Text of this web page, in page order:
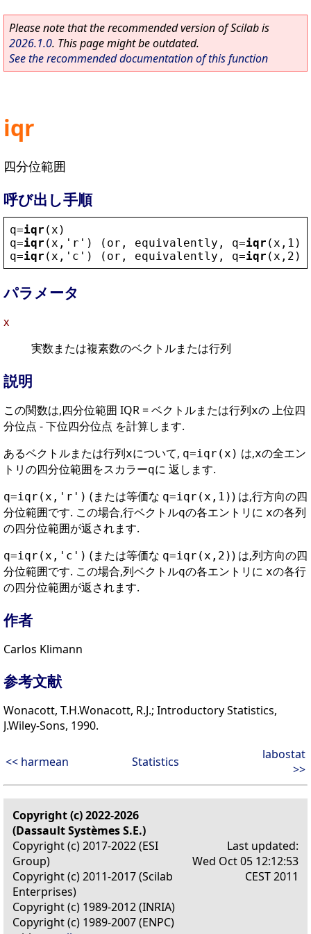
Please note that the recommended version of Scilab is
2026.1.0. This page might be outdated.
See the recommended documentation of this function
iqr
四分位範囲
呼び出し手順
q=iqr ( x )
q=iqr ( x , ' r ' ) ( or , equivalently , q=iqr ( x ,1))
q=iqr ( x , ' c ' ) ( or , equivalently , q=iqr ( x ,2))
パラメータ
x
実数または複素数のベクトルまたは行列
説明
この関数は,四分位範囲 IQR = ベクトルまたは行列xの 上位四
分位点 - 下位四分位点 を計算します.
あるベクトルまたは行列xについて, q=iqr(x) は,xの全エン
トリの四分位範囲をスカラーqに 返します.
q=iqr(x,'r') (または等価な q=iqr(x,1)) は,行方向の四
分位範囲です. この場合,行ベクトルqの各エントリに xの各列
の四分位範囲が返されます.
q=iqr(x,'c') (または等価な q=iqr(x,2)) は,列方向の四
分位範囲です. この場合,列ベクトルqの各エントリに xの各行
の四分位範囲が返されます.
作者
Carlos Klimann
参考文献
Wonacott, T.H.Wonacott, R.J.; Introductory Statistics,
J.Wiley-Sons, 1990.
<< harmean Statistics
labostat
>>
Copyright (c) 2022-2026
(Dassault Systèmes S.E.)
Copyright (c) 2017-2022 (ESI
Group)
Copyright (c) 2011-2017 (Scilab
Enterprises)
Copyright (c) 1989-2012 (INRIA)
Copyright (c) 1989-2007 (ENPC)
Last updated:
Wed Oct 05 12:12:53
CEST 2011